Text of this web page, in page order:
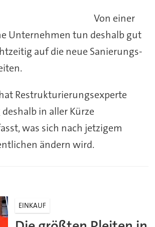
Von einer
Unternehmen tun deshalb gut
auf die neue Sanierungs-
Restrukturierungsexperte
in aller Kürze
was sich nach jetzigem
ändern wird.
EINKAUF